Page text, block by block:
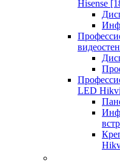
Hisense
LED